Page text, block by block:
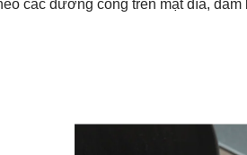
các đường cong trên mặt đĩa,